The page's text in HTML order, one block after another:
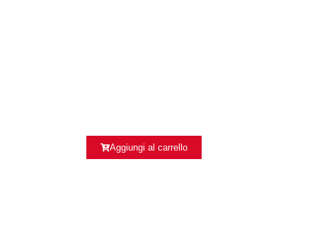
Aggiungi al carrello